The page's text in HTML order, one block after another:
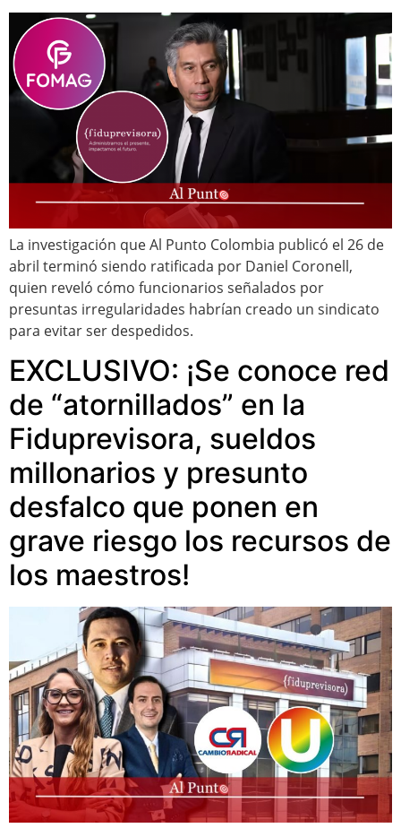
La investigación que Al Punto Colombia publicó el 26 de
abril terminó siendo ratificada por Daniel Coronell,
quien reveló cómo funcionarios señalados por
presuntas irregularidades habrían creado un sindicato
para evitar ser despedidos.
EXCLUSIVO: ¡Se conoce red
de “atornillados” en la
Fiduprevisora, sueldos
millonarios y presunto
desfalco que ponen en
grave riesgo los recursos de
los maestros!